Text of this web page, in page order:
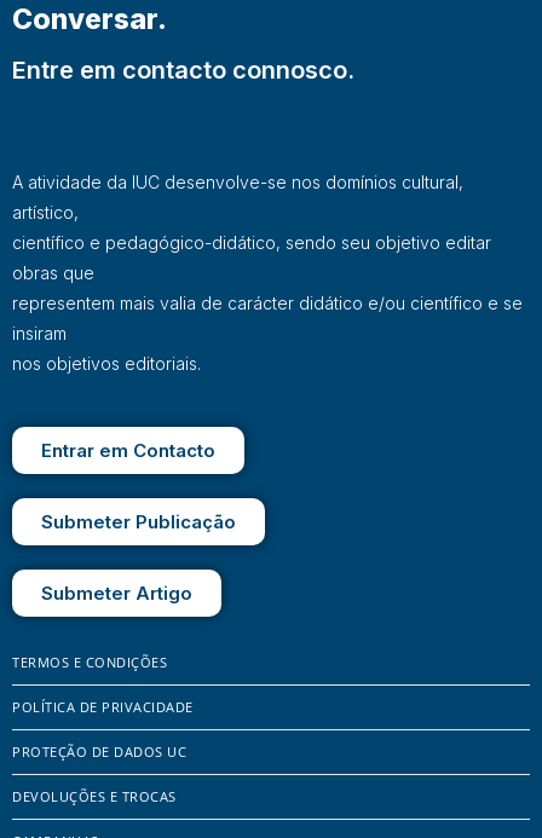
Conversar.
Entre em contacto connosco.
A atividade da IUC desenvolve-se nos domínios cultural,
artístico,
científico e pedagógico-didático, sendo seu objetivo editar
obras que
representem mais valia de carácter didático e/ou científico e se
insiram
nos objetivos editoriais.
Entrar em Contacto
Submeter Publicação
Submeter Artigo
TERMOS E CONDIÇÕES
POLÍTICA DE PRIVACIDADE
PROTEÇÃO DE DADOS UC
DEVOLUÇÕES E TROCAS